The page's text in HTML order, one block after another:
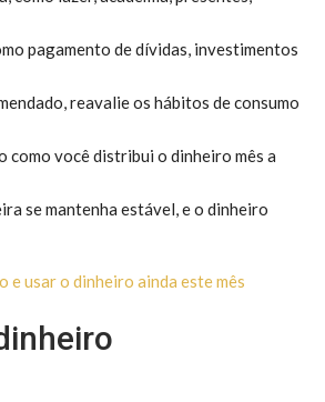
pagamento de dívidas, investimentos
reavalie os hábitos de consumo
como você distribui o dinheiro mês a
se mantenha estável, e o dinheiro
e usar o dinheiro ainda este mês